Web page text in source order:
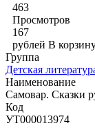
463
Просмотров
167
рублей В
Группа
Детская
Наименование
Самовар. Сказки
Код
УТ000013974